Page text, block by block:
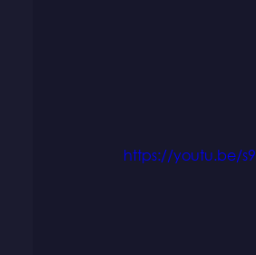
https://youtu.be/